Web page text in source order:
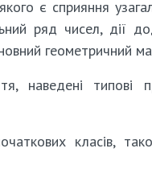
є сприяння
ряд чисел, дії
геометричний
наведені типові
класів,